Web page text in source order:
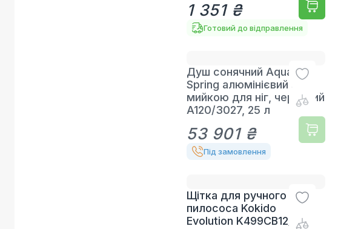
1 351 ₴
Готовий до відправлення
Душ сонячний Aquaviva
Spring алюмінієвий з
мийкою для ніг, червоний
A120/3027, 25 л
53 901 ₴
Під замовлення
Щітка для ручного
пилососа Kokido
Evolution K499CB12/ES